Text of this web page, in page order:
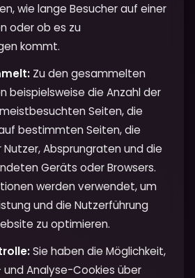
wie lange Besucher auf einer
oder ob es zu
kommt.
Zu den gesammelten
beispielsweise die Anzahl der
Seiten, die
bestimmten Seiten, die
Absprungraten und die
Geräts oder Browsers.
werden verwendet, um
und die Nutzerführung
zu optimieren.
Sie haben die Möglichkeit,
Analyse-Cookies über